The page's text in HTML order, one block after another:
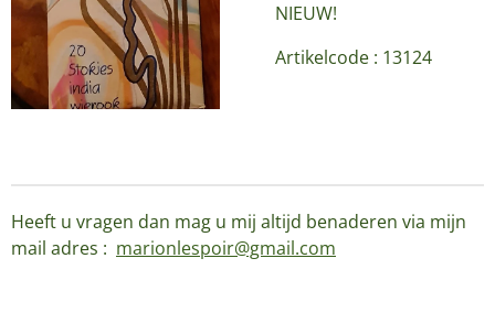
NIEUW!
Artikelcode : 13124
Heeft u vragen dan mag u mij altijd benaderen via mijn
mail adres : marionlespoir@gmail.com